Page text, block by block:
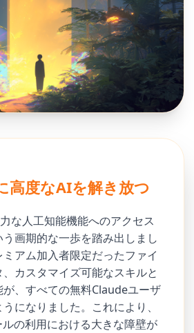
高度なAIを解き放つ
な人工知能機能へのアクセス
画期的な一歩を踏み出しまし
アム加入者限定だったファイ
カスタマイズ可能なスキルと
、すべての無料Claudeユーザ
になりました。これにより、
の利用における大きな障壁が